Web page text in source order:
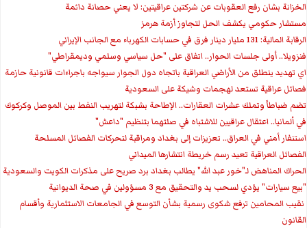
الخزانة بشان رفع العقوبات عن شركتين عراقيتين: لا يعني حصانة دائمة
مستشار حكومي يكشف الحل لتجاوز أزمة هرمز
الرقابة المالية: 131 مليار دينار فرق في حسابات الكهرباء مع الجانب الإيراني
فنزويلا.. أولى جلسات الحوار.. اتفاق على "حل سياسي وسلمي وديمقراطي"
اي تهديد ينطلق من الأراضي العراقية باتجاه دول الجوار سيواجه باجراءات قانونية حازمة
فصائل عراقية تستعد لهجمات وشيكة على السعودية
تضم ضباطاً وتملك عشرات العقارات.. الإطاحة بشبكة لتهريب النفط بين الموصل وكركوك
في ألمانيا.. اعتقال عراقيين للاشتباه في صلتهما بتنظيم "داعش"
استنفار أمني في العراق.. تعزيزات إلى بغداد ومراقبة لتحركات الفصائل المسلحة
الفصائل العراقية تعيد رسم خريطة انتشارها الميداني
الحراك المناهض لـ"خور عبد الله" يطالب بغداد برد صريح على مذكرات الكويت والسعودية
"بيع سيارات" يؤدي لسحب يد والتحقيق مع 3 مسؤولين في صحة الديوانية
‏ نقيب المحامين ترفع شكوى رسمية بشأن التوسع في الجامعات الاستثمارية وأقسام
القانون